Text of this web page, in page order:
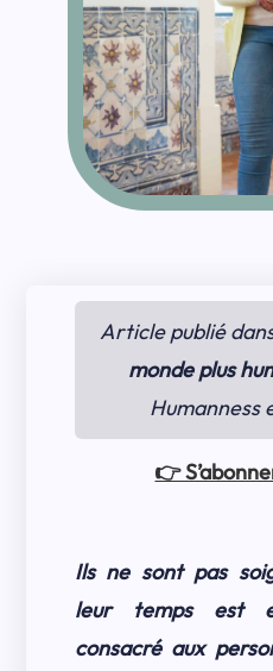
Article publié
monde plus
Humanness
👉
Ils ne sont pas
leur temps est
consacré aux